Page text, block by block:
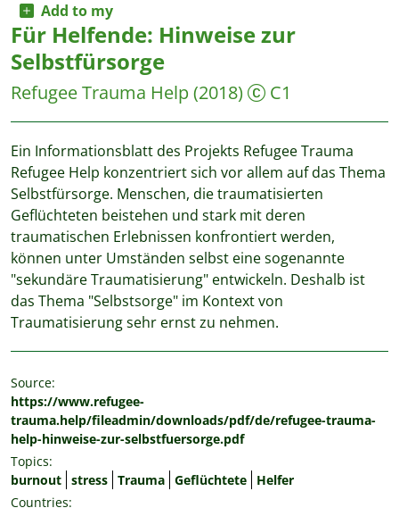
Add to my
Für Helfende: Hinweise zur
Selbstfürsorge
Refugee Trauma Help (2018) C1
Ein Informationsblatt des Projekts Refugee Trauma
Refugee Help konzentriert sich vor allem auf das Thema
Selbstfürsorge. Menschen, die traumatisierten
Geflüchteten beistehen und stark mit deren
traumatischen Erlebnissen konfrontiert werden,
können unter Umständen selbst eine sogenannte
"sekundäre Traumatisierung" entwickeln. Deshalb ist
das Thema "Selbstsorge" im Kontext von
Traumatisierung sehr ernst zu nehmen.
Source:
https://www.refugee-
trauma.help/fileadmin/downloads/pdf/de/refugee-trauma-
help-hinweise-zur-selbstfuersorge.pdf
Topics:
burnout stress Trauma Geflüchtete
Helfer
Countries: